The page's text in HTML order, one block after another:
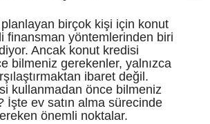
birçok kişi için konut
finansman yöntemlerinden biri
Ancak konut kredisi
bilmeniz gerekenler, yalnızca
ibaret değil.
kullanmadan önce bilmeniz
İşte ev satın alma sürecinde
önemli noktalar.